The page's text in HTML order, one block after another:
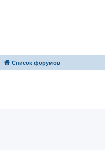
Список форумов